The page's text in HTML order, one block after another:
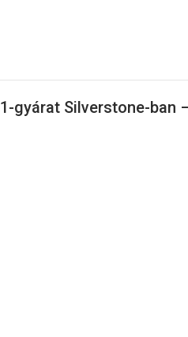
gyárat Silverstone-ban